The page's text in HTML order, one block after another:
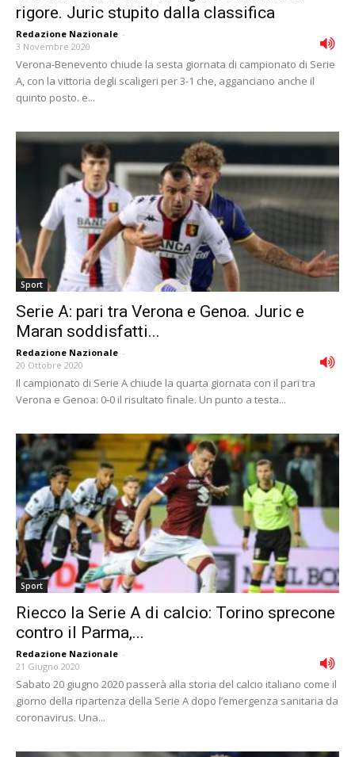
rigore. Juric stupito dalla classifica
Redazione Nazionale -
3 Novembre 2020
Verona-Benevento chiude la sesta giornata di campionato di Serie
A, con la vittoria degli scaligeri per 3-1 che, agganciano anche il
quinto posto. e...
Sport
Serie A: pari tra Verona e Genoa. Juric e
Maran soddisfatti...
Redazione Nazionale -
20 Ottobre 2020
Il campionato di Serie A chiude la quarta giornata con il pari tra
Verona e Genoa: 0-0 il risultato finale. Un punto a testa...
Sport
Riecco la Serie A di calcio: Torino sprecone
contro il Parma,...
Redazione Nazionale -
21 Giugno 2020
Sabato 20 giugno 2020 passerà alla storia del calcio italiano come il
giorno della ripartenza della Serie A dopo l’emergenza sanitaria da
coronavirus. Una...